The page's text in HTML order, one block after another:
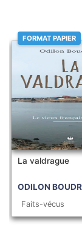
FORMAT PAPIER
La valdrague
ODILON
Faits-vécus